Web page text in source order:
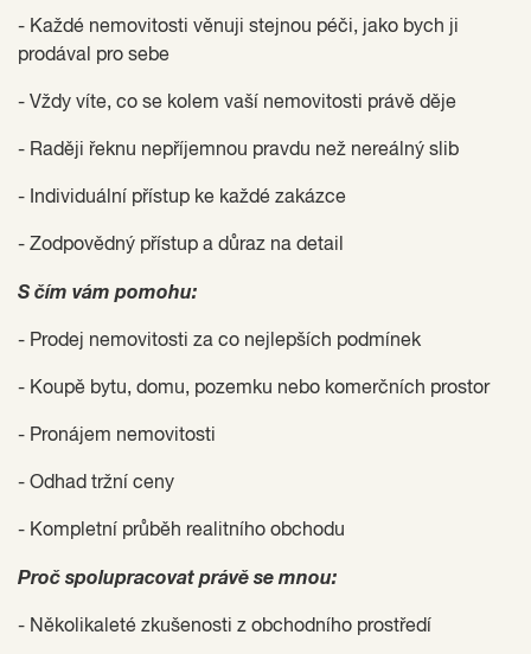
- Každé nemovitosti věnuji stejnou péči, jako bych ji
prodával pro sebe
- Vždy víte, co se kolem vaší nemovitosti právě děje
- Raději řeknu nepříjemnou pravdu než nereálný slib
- Individuální přístup ke každé zakázce
- Zodpovědný přístup a důraz na detail
S čím vám pomohu:
- Prodej nemovitosti za co nejlepších podmínek
- Koupě bytu, domu, pozemku nebo komerčních prostor
- Pronájem nemovitosti
- Odhad tržní ceny
- Kompletní průběh realitního obchodu
Proč spolupracovat právě se mnou:
- Několikaleté zkušenosti z obchodního prostředí